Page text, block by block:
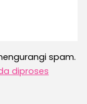
spam.
diproses